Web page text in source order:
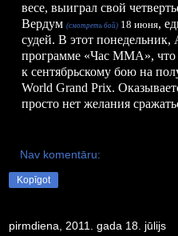
весе, выиграл свой
Вердум (смотреть бой)18 июня,
судей. В этот понедельник,
программе «Час MMA»,
к сентябрьскому бою на
World Grand Prix.
просто нет желания
Nav komentāru:
Kopīgot
pirmdiena, 2011. gada 18. jūlijs